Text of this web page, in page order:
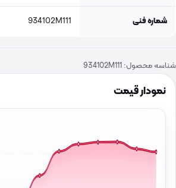
نمودار قیمت
شماره فنی 934102M111
شناسه محصول: 934102M111